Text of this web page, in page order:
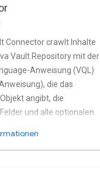
Connector crawlt Inhalte
Vault Repository mit der
Anweisung (VQL)
die das
angibt, die
und alle optionalen